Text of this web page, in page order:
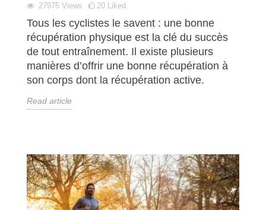
27975 Views 20 Liked
Tous les cyclistes le savent : une bonne
récupération physique est la clé du succès
de tout entraînement. Il existe plusieurs
manières d’offrir une bonne récupération à
son corps dont la récupération active.
Read article